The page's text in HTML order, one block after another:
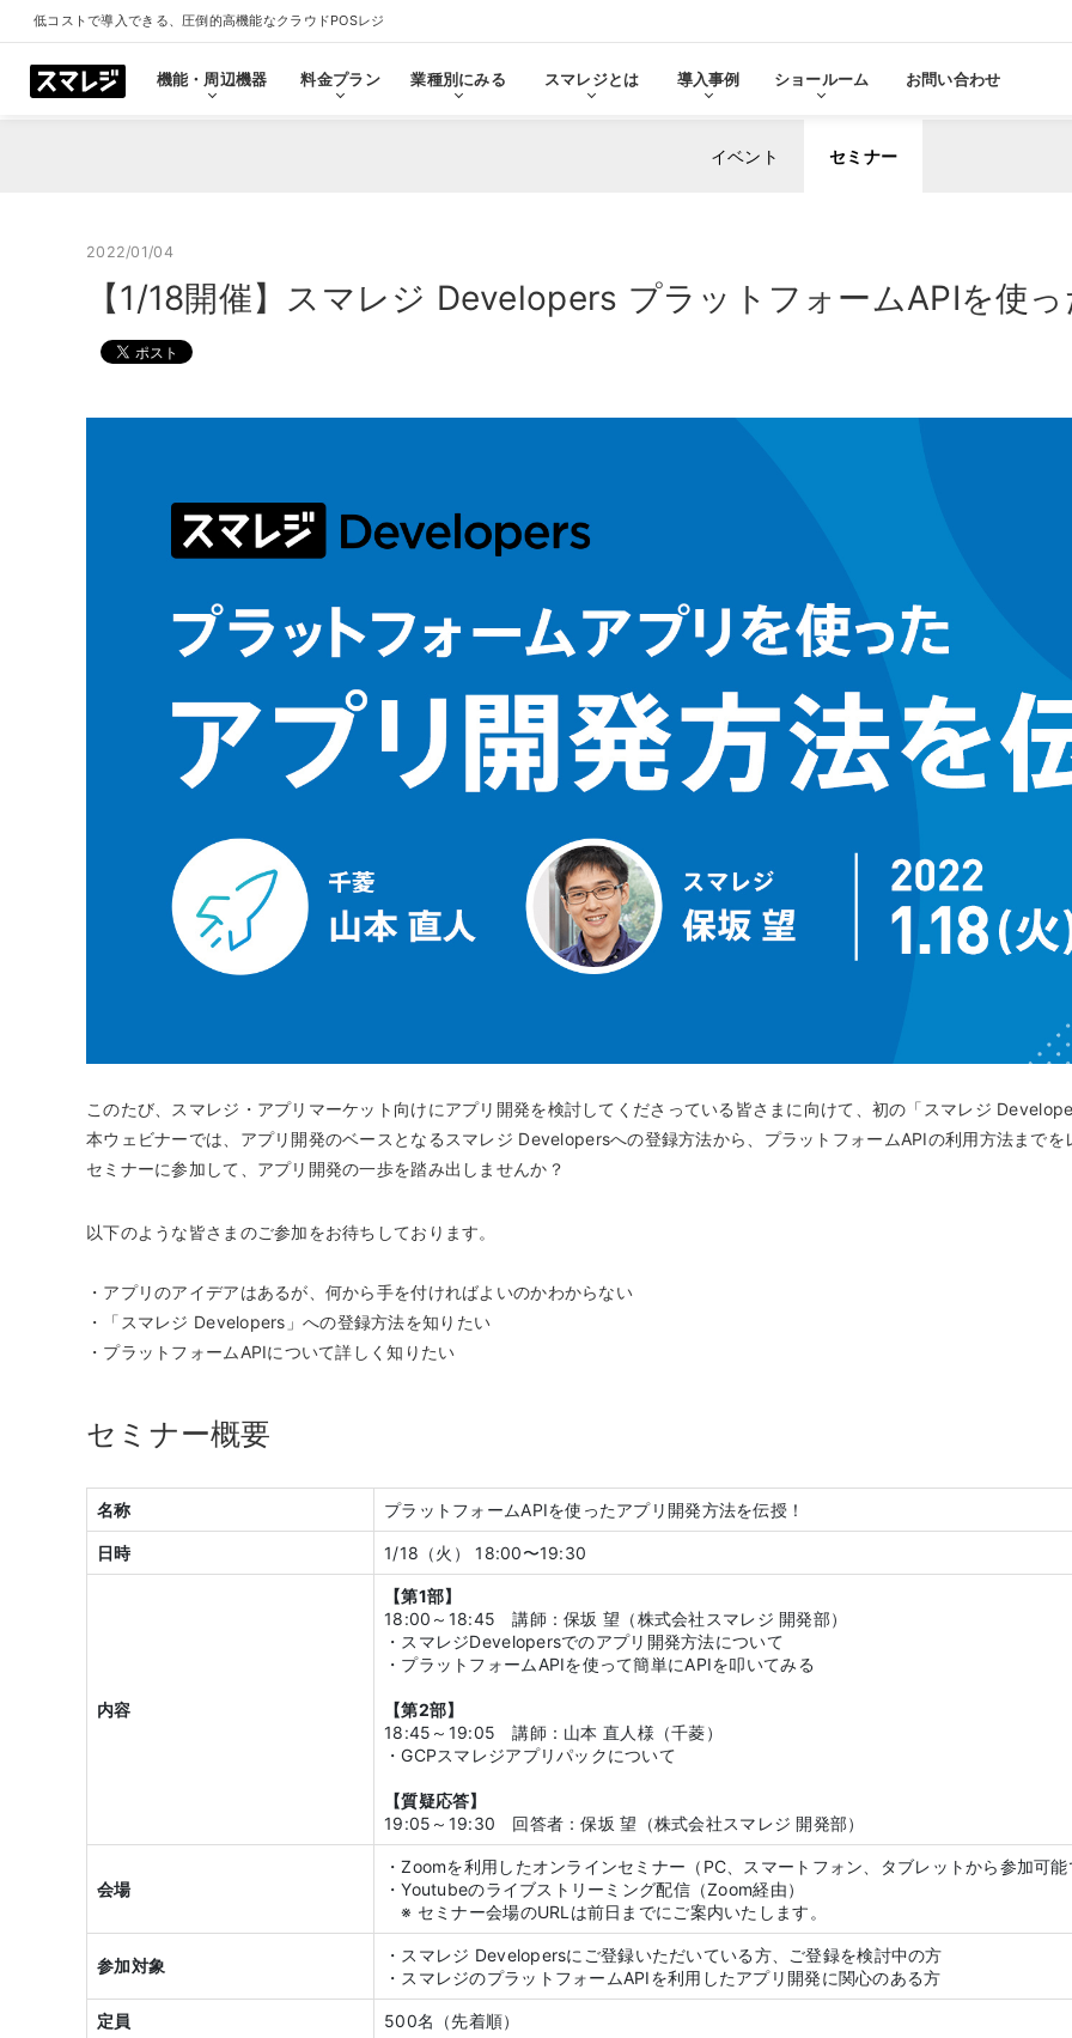
低コストで導入できる、圧倒的高機能なクラウドPOSレジ
機能・周辺機器
機能・周辺機器
セルフレジ・セミセルフレジ
モバイルオーダー
税率変更対応
オーダー機能
オーダーエントリー
拡張機能・
スマレジAPI
スマレジEC
サポート機能
トレーニングモード
スマレジ・ストア
アラート通知機能
本部管理
受注管理
スタッフ管理
イベントカレンダー
周
自
レ
料金プラン
料金プラン
フードビジネス リテールビジネス
その他サー
スマレ
業種別にみる
業種別にみる
美容室・エステで使う イベント・催事で使う 官公庁・地方自治体で使う
スマレジとは
スマレジとは
圧倒的な高機能 安心・安全のサービス保証 アフターサポート
導入に
導入事例
導入事例
サービス業 イベント・催事
百貨店・ショッピングモー
ル
ショールーム
ショールーム
大阪ショールーム 福岡ショールーム 沖縄ショールーム
お問い合わせ
イベント セミナー
2022/01/04
【1/18開催】スマレジ Developers プラットフォームAPIを使
このたび、スマレジ・アプリマーケット向けにアプリ開発を検討してくださっている皆さまに向けて、初の「スマレジ
本ウェビナーでは、アプリ開発のベースとなるスマレジ Developersへの登録方法から、プラットフォームAPIの利用方法までを
セミナーに参加して、アプリ開発の一歩を踏み出しませんか？
以下のような皆さまのご参加をお待ちしております。
・アプリのアイデアはあるが、何から手を付ければよいのかわからない
・「スマレジ Developers」への登録方法を知りたい
・プラットフォームAPIについて詳しく知りたい
セミナー概要
名称 プラットフォームAPIを使ったアプリ開発方法を伝授！
日時 1/18（火） 18:00〜19:30
内容
【第1部】
18:00～18:45 講師：保坂 望（株式会社スマレジ 開発部）
・スマレジDevelopersでのアプリ開発方法について
・プラットフォームAPIを使って簡単にAPIを叩いてみる
【第2部】
18:45～19:05 講師：山本 直人様（千菱）
・GCPスマレジアプリパックについて
【質疑応答】
19:05～19:30 回答者：保坂 望（株式会社スマレジ 開発部）
会場
・Zoomを利用したオンラインセミナー（PC、スマートフォン、タブレットから参加可
・Youtubeのライブストリーミング配信（Zoom経由）
※ セミナー会場のURLは前日までにご案内いたします。
参加対象
・スマレジ Developersにご登録いただいている方、ご登録を検討中の方
・スマレジのプラットフォームAPIを利用したアプリ開発に関心のある方
定員 500名（先着順）